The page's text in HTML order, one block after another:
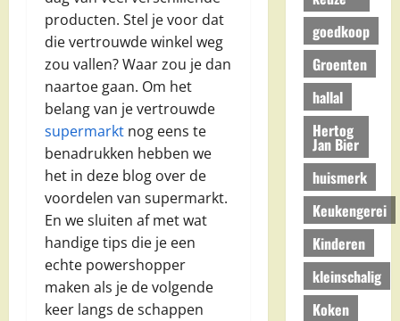
producten. Stel je voor dat
die vertrouwde winkel weg
zou vallen? Waar zou je dan
naartoe gaan. Om het
belang van je vertrouwde
supermarkt nog eens te
benadrukken hebben we
het in deze blog over de
voordelen van supermarkt.
En we sluiten af met wat
handige tips die je een
echte powershopper
maken als je de volgende
keer langs de schappen
goedkoop
Groenten
hallal
Hertog
Jan Bier
huismerk
Keukengerei
Kinderen
kleinschalig
Koken